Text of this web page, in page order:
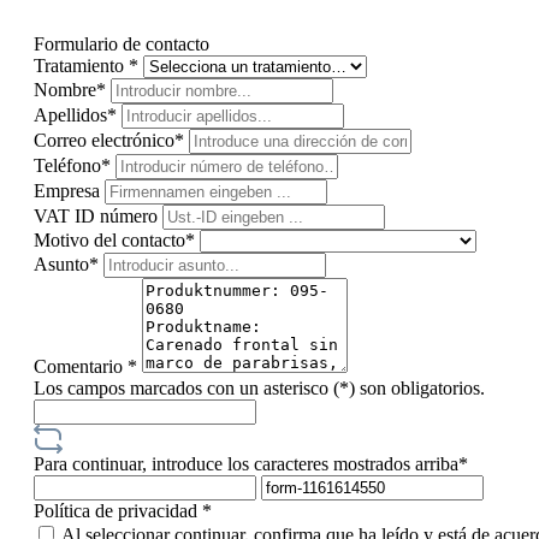
Formulario de contacto
Tratamiento *
Nombre*
Apellidos*
Correo electrónico*
Teléfono*
Empresa
VAT ID número
Motivo del contacto*
Asunto*
Comentario *
Los campos marcados con un asterisco (*) son obligatorios.
Para continuar, introduce los caracteres mostrados arriba*
Política de privacidad *
Al seleccionar continuar, confirma que ha leído y está de